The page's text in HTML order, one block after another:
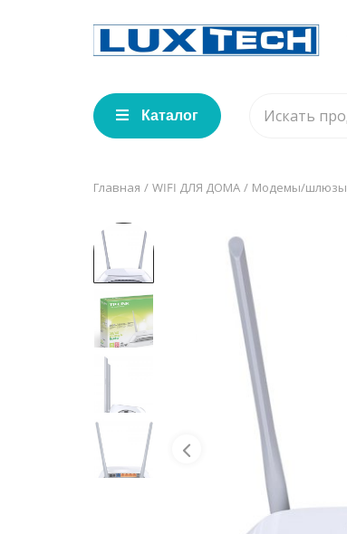
Каталог
Главная WIFI ДЛЯ ДОМА Модемы/шлюзы